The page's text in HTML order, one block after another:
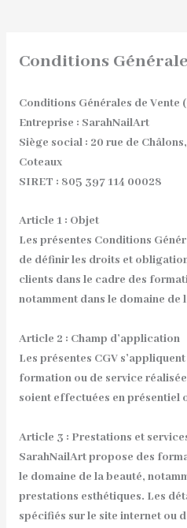
Conditions
Conditions Générales de Vente
Entreprise : SarahNailArt
Siège social : 20 rue de
Coteaux
SIRET : 805 397 114 00028
Article 1 : Objet
Les présentes Conditions
de définir les droits et
clients dans le cadre des
notamment dans le domaine de
Article 2 : Champ d’application
Les présentes CGV
formation ou de service
soient effectuées en présentiel
Article 3 : Prestations et
SarahNailArt propose des
le domaine de la beauté,
prestations esthétiques. Les
spécifiés sur le site internet ou